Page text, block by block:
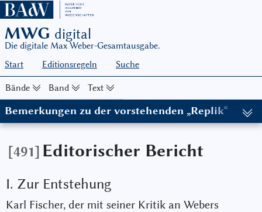
MWG digital
Die digitale Max Weber-Gesamtausgabe.
Start
Editionsregeln Suche
Bände Band Text
Bemerkungen zu der vorstehenden „Replik“
(in: MWG I/9, hg. von Wolfgang Schluchter in Zusammenarbeit
[491] Editorischer Bericht
I. Zur Entstehung
Karl Fischer, der mit seiner Kritik an Webers